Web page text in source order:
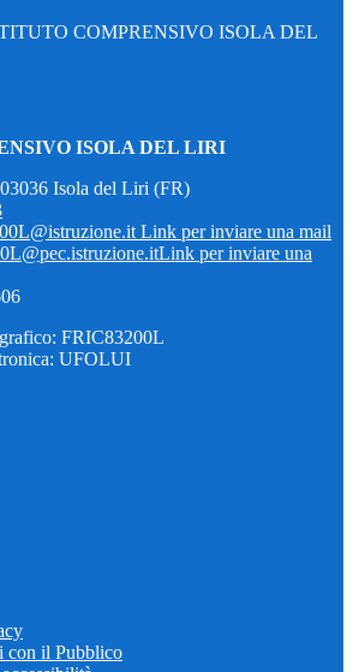
COMPRENSIVO ISOLA DEL
ISOLA DEL LIRI
Isola del Liri (FR)
Link per inviare una mail
Link per inviare una
FRIC83200L
UFOLUI
con il Pubblico